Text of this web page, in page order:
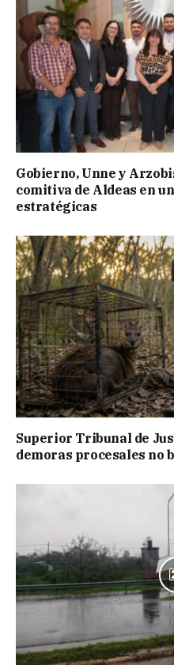
Gobierno, Unne y
comitiva de Aldeas en
estratégicas
Superior Tribunal de
demoras procesales no